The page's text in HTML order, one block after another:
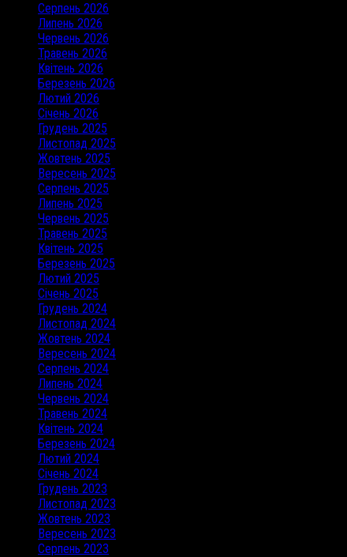
Серпень 2026
Липень 2026
Червень 2026
Травень 2026
Квітень 2026
Березень 2026
Лютий 2026
Січень 2026
Грудень 2025
Листопад 2025
Жовтень 2025
Вересень 2025
Серпень 2025
Липень 2025
Червень 2025
Травень 2025
Квітень 2025
Березень 2025
Лютий 2025
Січень 2025
Грудень 2024
Листопад 2024
Жовтень 2024
Вересень 2024
Серпень 2024
Липень 2024
Червень 2024
Травень 2024
Квітень 2024
Березень 2024
Лютий 2024
Січень 2024
Грудень 2023
Листопад 2023
Жовтень 2023
Вересень 2023
Серпень 2023